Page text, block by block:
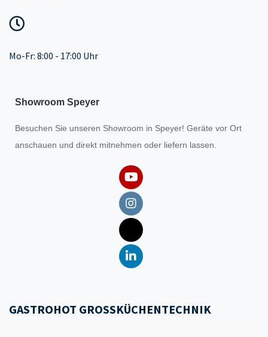
Mo-Fr: 8:00 - 17:00 Uhr
Showroom Speyer
Besuchen Sie unseren Showroom in Speyer! Geräte vor Ort
anschauen und direkt mitnehmen oder liefern lassen.
GASTROHOT GROSSKÜCHENTECHNIK